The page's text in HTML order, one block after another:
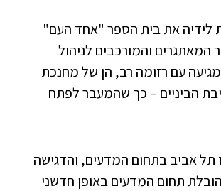
לידיה את בית הספר "אחד העם"
והמורכבים לניהול
לימוד. בר מגיעה עם רזומה רב, הן של מחנכת
הביניים – כך שהמעבר לפתח
תל אביב בתחום המדעים, והדגישה
תחום המדעים באופן חדשני